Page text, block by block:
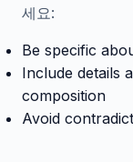
세요:
Be specific
Include details
composition
Avoid